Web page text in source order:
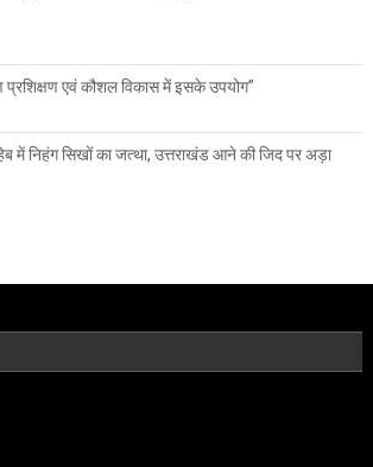
प्रशिक्षण एवं कौशल विकास में इसके उपयोग”
में निहंग सिखों का जत्था, उत्तराखंड आने की जिद पर अड़ा